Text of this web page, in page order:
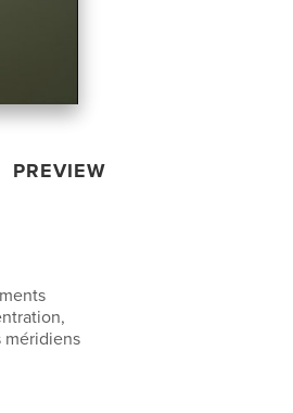
PREVIEW
méridiens